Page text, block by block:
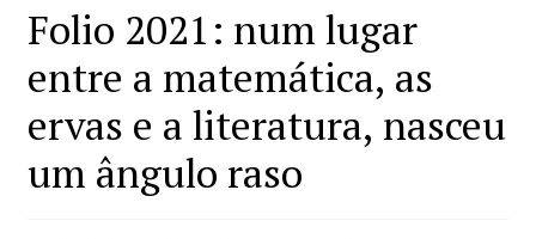
Mymosa
Torpor
Folio 2021: num lugar
entre a matemática, as
ervas e a literatura, nasceu
um ângulo raso